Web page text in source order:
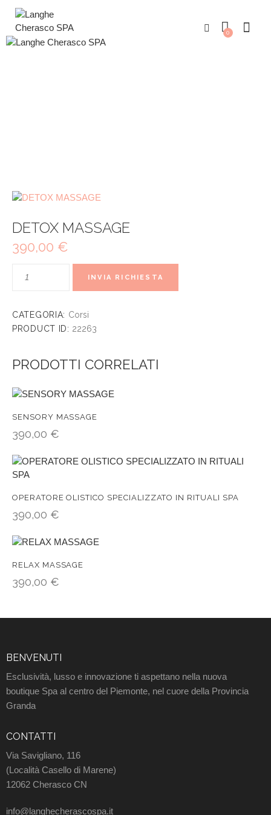
0
DETOX MASSAGE
390,00 €
INVIA RICHIESTA
CATEGORIA: Corsi
PRODUCT ID: 22263
PRODOTTI CORRELATI
SENSORY MASSAGE
390,00 €
OPERATORE OLISTICO SPECIALIZZATO IN RITUALI SPA
390,00 €
RELAX MASSAGE
390,00 €
BENVENUTI
Esclusività, lusso e innovazione ti aspettano nella nuova
boutique Spa al centro del Piemonte, nel cuore della Provincia
Granda
CONTATTI
Via Savigliano, 116
(Località Casello di Marene)
12062 Cherasco CN
info@langhecherascospa.it